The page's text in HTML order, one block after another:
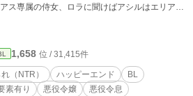
ス専属の侍女、ロラに聞けばアシルはエリアス
者･アンナ･ロベールから寝取ったのだと教えて
目に反して悪役令息だと知り、ショックを受け
。本物のアシルが意識を取り戻し体の中から話
アシルは悪役とは思えないほど自己肯定感の低
はとても寝取ったとは思えなかった。 話をする
はパーティーでヒートを起こしてしまった時の
1,658 位 / 31,415件
（NTR） ハッピーエンド
BL
素有り 悪役令嬢 悪役令息